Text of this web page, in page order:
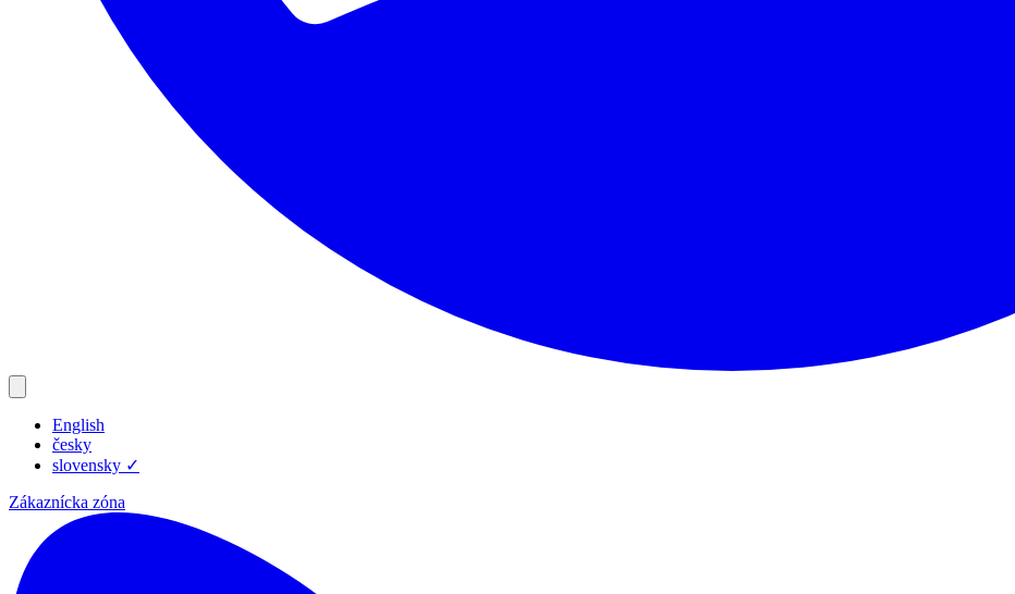
Produkty
English
česky
slovensky ✓
Zákaznícka zóna